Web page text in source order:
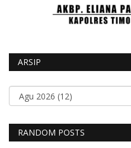
ARSIP
RANDOM POSTS